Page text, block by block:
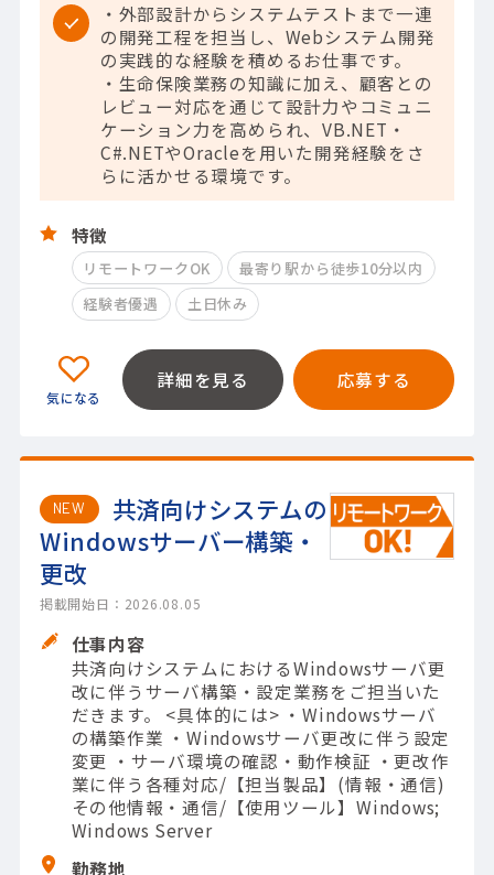
・外部設計からシステムテストまで一連
の開発工程を担当し、Webシステム開発
の実践的な経験を積めるお仕事です。
・生命保険業務の知識に加え、顧客との
レビュー対応を通じて設計力やコミュニ
ケーション力を高められ、VB.NET・
C#.NETやOracleを用いた開発経験をさ
らに活かせる環境です。
特徴
リモートワークOK
最寄り駅から徒歩10分以内
経験者優遇
土日休み
詳細を見る 応募する
NEW
共済向けシステムの
Windowsサーバー構築・
更改
掲載開始日：2026.08.05
仕事内容
共済向けシステムにおけるWindowsサーバ更
改に伴うサーバ構築・設定業務をご担当いた
だきます。 <具体的には> ・Windowsサーバ
の構築作業 ・Windowsサーバ更改に伴う設定
変更 ・サーバ環境の確認・動作検証 ・更改作
業に伴う各種対応/【担当製品】(情報・通信)
その他情報・通信/【使用ツール】Windows;
Windows Server
勤務地